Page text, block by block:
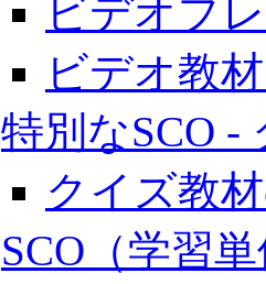
ビデオプ
ビデオ教
特別なSCO -
クイズ教
SCO（学習